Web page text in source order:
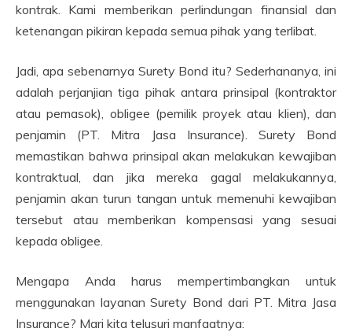
kontrak. Kami memberikan perlindungan finansial dan
ketenangan pikiran kepada semua pihak yang terlibat.
Jadi, apa sebenarnya Surety Bond itu? Sederhananya, ini
adalah perjanjian tiga pihak antara prinsipal (kontraktor
atau pemasok), obligee (pemilik proyek atau klien), dan
penjamin (PT. Mitra Jasa Insurance). Surety Bond
memastikan bahwa prinsipal akan melakukan kewajiban
kontraktual, dan jika mereka gagal melakukannya,
penjamin akan turun tangan untuk memenuhi kewajiban
tersebut atau memberikan kompensasi yang sesuai
kepada obligee.
Mengapa Anda harus mempertimbangkan untuk
menggunakan layanan Surety Bond dari PT. Mitra Jasa
Insurance? Mari kita telusuri manfaatnya: